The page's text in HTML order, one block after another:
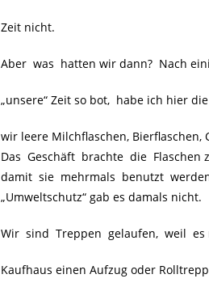
Zeit nicht.
Aber was hatten wir dann? Nach
„unsere“ Zeit so bot, habe ich hier
wir leere Milchflaschen, Bierflaschen,
Das Geschäft brachte die
damit sie mehrmals benutzt
„Umweltschutz“ gab es damals nicht.
Wir sind Treppen gelaufen, weil es
Kaufhaus einen Aufzug oder